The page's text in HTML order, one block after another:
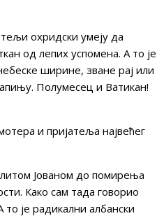
охридски умеју да
од лепих успомена. А то је
ширине, зване рај или
Полумесец и Ватикан!
и пријатеља највећег
Јованом до помирења
Како сам тада говорио
је радикални албански